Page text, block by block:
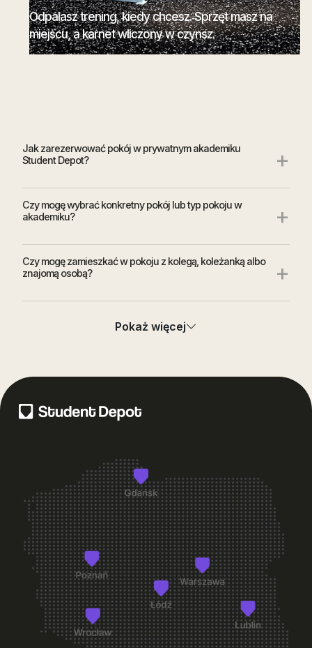
Odpalasz trening, kiedy chcesz. Sprzęt masz na
miejscu, a karnet wliczony w czynsz.
Jak zarezerwować pokój w prywatnym akademiku
Student Depot?
+
Czy mogę wybrać konkretny pokój lub typ pokoju w
akademiku?
+
Czy mogę zamieszkać w pokoju z kolegą, koleżanką albo
znajomą osobą?
+
podpisaniem umowy?
Co dostanę przy odbiorze pokoju? +
Co zrobić, jeśli po wprowadzeniu zauważę usterkę w
Czy mogę zmienić pokój po wprowadzeniu się?
Na jaki okres mogę wynająć pokój w Student Depot? +
Co jest wliczone w cenę pokoju? +
Czy pokoje w Student Depot są umeblowane? +
Pokaż więcej